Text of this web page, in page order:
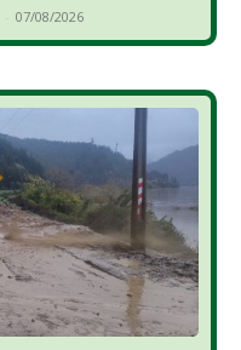
- 07/08/2026